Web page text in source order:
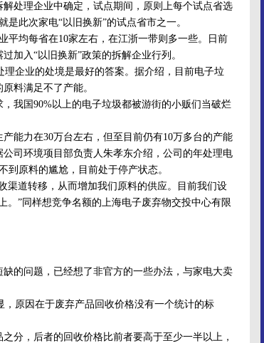
理企业中确定，试点期间，原则上每个试点省选
此次家电“以旧换新”的试点省市之一。
均每省在10家左右，在江浙一带则多一些。日前
加入“以旧换新”政策的拆解企业行列。
企业的处境是最好的答案。据介绍，目前电子垃
料满足不了产能。
国90%以上的电子垃圾都被游街的小贩们当破烂
力在30万台左右，但至目前仍有10万多台的产能
司环境项目部负责人朱孝东介绍，公司的年处理电
到原料的尴尬，目前处于停产状态。
道转移，从而增加我们原料的供应。目前我们设
。”同样想竞争名额的上海电子废弃物交投中心有限
问题，已经想了非官方的一些办法，与家电大卖
原因在于废弃产品回收价格没有一个统计的标
，后者的回收价格比前者要高于至少一半以上，